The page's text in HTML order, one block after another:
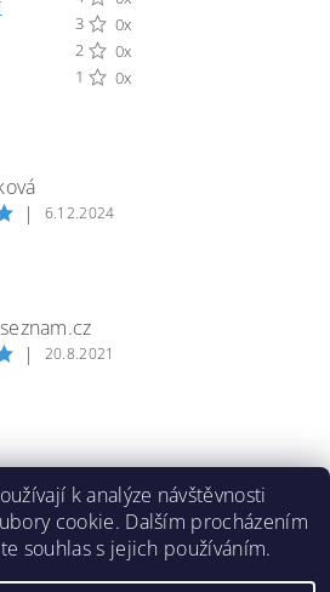
3
0x
2
0x
1
0x
|
6.12.2024
|
20.8.2021
, všechna práva vyhrazena
k analýze návštěvnosti
cookie. Dalším procházením
souhlas s jejich používáním.